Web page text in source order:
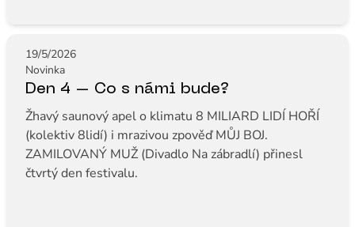
19/5/2026
Novinka
Den 4 – Co s námi bude?
Žhavý saunový apel o klimatu 8 MILIARD LIDÍ HOŘÍ
(kolektiv 8lidí) i mrazivou zpověď MŮJ BOJ.
ZAMILOVANÝ MUŽ (Divadlo Na zábradlí) přinesl
čtvrtý den festivalu.